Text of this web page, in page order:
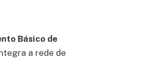
Básico de
a rede de